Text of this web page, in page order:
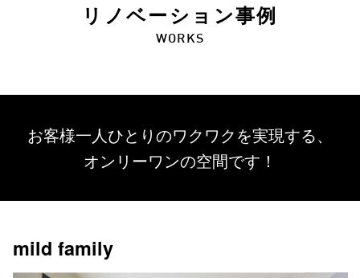
リノベーション事例
WORKS
お客様一人ひとりのワクワクを実現する、
オンリーワンの空間です！
mild family